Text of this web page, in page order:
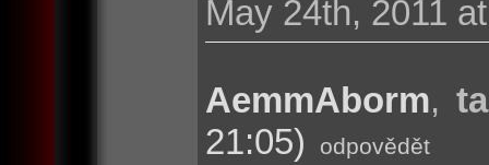
May 24th, 2011
AemmAborm,
21:05)
odpovědět